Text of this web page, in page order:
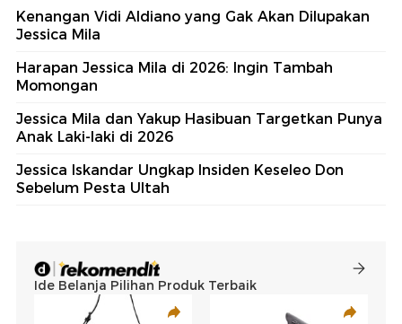
Kenangan Vidi Aldiano yang Gak Akan Dilupakan
Jessica Mila
Harapan Jessica Mila di 2026: Ingin Tambah
Momongan
Jessica Mila dan Yakup Hasibuan Targetkan Punya
Anak Laki-laki di 2026
Jessica Iskandar Ungkap Insiden Keseleo Don
Sebelum Pesta Ultah